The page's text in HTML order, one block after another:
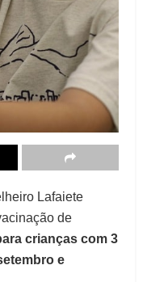
Lafaiete
de
crianças com 3
e